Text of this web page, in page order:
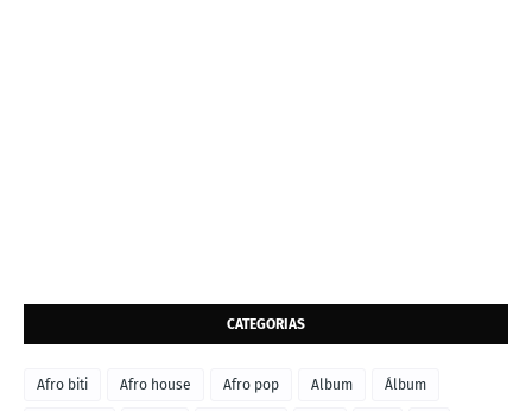
CATEGORIAS
Afro biti Afro house Afro pop Album Álbum